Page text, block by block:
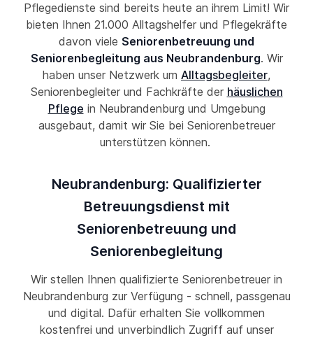
Pflegedienste sind bereits heute an ihrem Limit! Wir
bieten Ihnen 21.000 Alltagshelfer und Pflegekräfte
davon viele Seniorenbetreuung und
Seniorenbegleitung aus Neubrandenburg. Wir
haben unser Netzwerk um Alltagsbegleiter,
Seniorenbegleiter und Fachkräfte der häuslichen
Pflege in Neubrandenburg und Umgebung
ausgebaut, damit wir Sie bei Seniorenbetreuer
unterstützen können.
Neubrandenburg: Qualifizierter
Betreuungsdienst mit
Seniorenbetreuung und
Seniorenbegleitung
Wir stellen Ihnen qualifizierte Seniorenbetreuer in
Neubrandenburg zur Verfügung - schnell, passgenau
und digital. Dafür erhalten Sie vollkommen
kostenfrei und unverbindlich Zugriff auf unser